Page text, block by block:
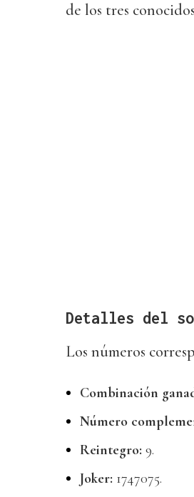
de los tres
Detalles del
Los números
Combinación
Número
Reintegro: 9.
Joker: 1747075.